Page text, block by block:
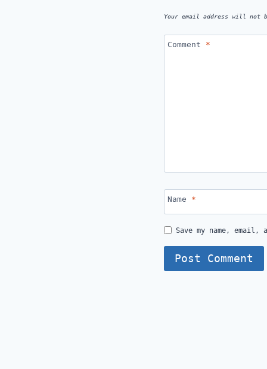
Your email address will not
Comment *
Name *
Save my name,